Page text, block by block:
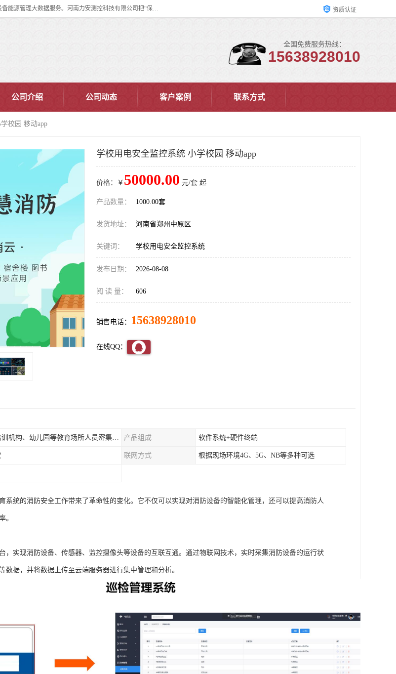
河南力安测控科技有限公司专注提供智慧消防管理系统,智慧消防系统,智慧消防云平台等设备能源管理大数据服务。河南力安测控科技有限公司把“保障设备运行安全可控,让设备管理变得简单”确定为力安的历史使命。 资质认证
全国免费服务热线：
15638928010
公司介绍 公司动态 客户案例 联系方式
校园 移动app
学校用电安全监控系统 小学校园 移动app
价格：￥ 50000.00 元/套 起
产品数量： 1000.00套
发货地址： 河南省郑州中原区
关键词： 学校用电安全监控系统
发布日期： 2026-08-08
阅 读 量： 606
销售电话： 15638928010
在线QQ：
校园、培训机构、幼儿园等教育场所人员密集场所消防安全监控管理系统 产品组成 软件系统+硬件终端
联网方式 根据现场环境4G、5G、NB等多种可选
系统的消防安全工作带来了革命性的变化。它不仅可以实现对消防设备的智能化管理，还可以提高消防人
。
，实现消防设备、传感器、监控摄像头等设备的互联互通。通过物联网技术，实时采集消防设备的运行状
数据，并将数据上传至云端服务器进行集中管理和分析。